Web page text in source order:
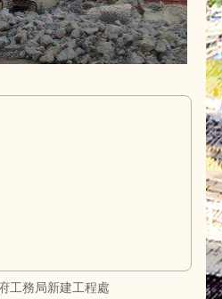
工務局新建工程處